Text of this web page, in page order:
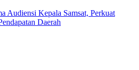
Audiensi Kepala Samsat, Perkuat
Daerah